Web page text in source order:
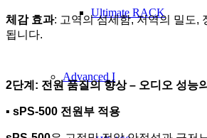
Ultimate RACK
Advanced I
체감 효과: 고역의 섬세함, 저역의 밀도,
됩니다.
2단계: 전원 품질의 향상 – 오디오 성능
▪ sPS-500 전원부 적용